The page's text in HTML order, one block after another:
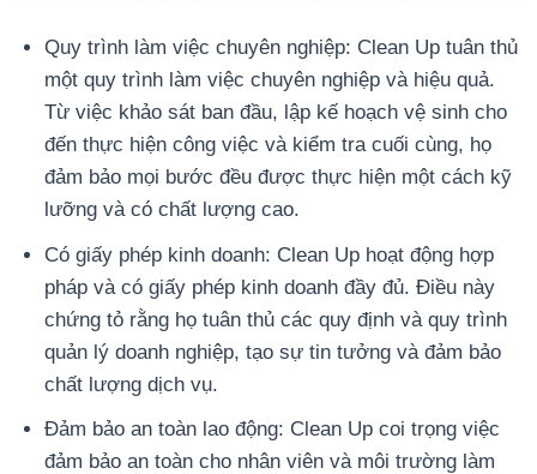
Quy trình làm việc chuyên nghiệp: Clean Up tuân thủ
một quy trình làm việc chuyên nghiệp và hiệu quả.
Từ việc khảo sát ban đầu, lập kế hoạch vệ sinh cho
đến thực hiện công việc và kiểm tra cuối cùng, họ
đảm bảo mọi bước đều được thực hiện một cách kỹ
lưỡng và có chất lượng cao.
Có giấy phép kinh doanh: Clean Up hoạt động hợp
pháp và có giấy phép kinh doanh đầy đủ. Điều này
chứng tỏ rằng họ tuân thủ các quy định và quy trình
quản lý doanh nghiệp, tạo sự tin tưởng và đảm bảo
chất lượng dịch vụ.
Đảm bảo an toàn lao động: Clean Up coi trọng việc
đảm bảo an toàn cho nhân viên và môi trường làm